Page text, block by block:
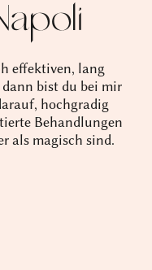
effektiven, lang
bist du bei mir
hochgradig
Behandlungen
als magisch sind.